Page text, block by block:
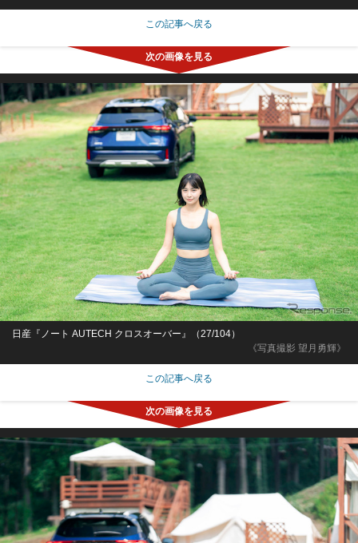
この記事へ戻る
《写真撮影 望月勇輝》
日産『ノート AUTECH クロスオーバー』（27/104）
この記事へ戻る